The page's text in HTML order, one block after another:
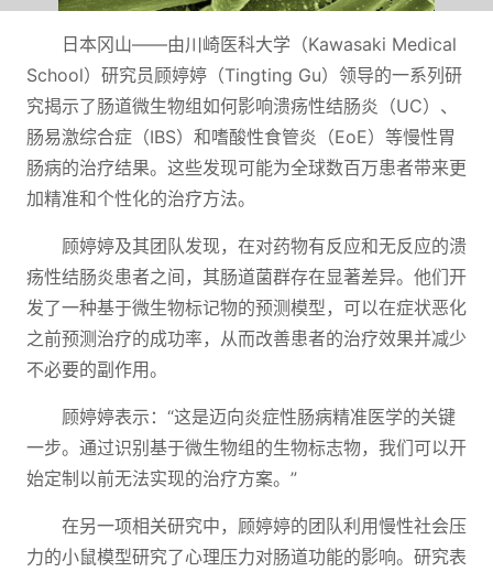
日本冈山——由川崎医科大学（Kawasaki Medical
School）研究员顾婷婷（Tingting Gu）领导的一系列研
究揭示了肠道微生物组如何影响溃疡性结肠炎（UC）、
肠易激综合症（IBS）和嗜酸性食管炎（EoE）等慢性胃
肠病的治疗结果。这些发现可能为全球数百万患者带来更
加精准和个性化的治疗方法。
顾婷婷及其团队发现，在对药物有反应和无反应的溃
疡性结肠炎患者之间，其肠道菌群存在显著差异。他们开
发了一种基于微生物标记物的预测模型，可以在症状恶化
之前预测治疗的成功率，从而改善患者的治疗效果并减少
不必要的副作用。
顾婷婷表示：“这是迈向炎症性肠病精准医学的关键
一步。通过识别基于微生物组的生物标志物，我们可以开
始定制以前无法实现的治疗方案。”
在另一项相关研究中，顾婷婷的团队利用慢性社会压
力的小鼠模型研究了心理压力对肠道功能的影响。研究表